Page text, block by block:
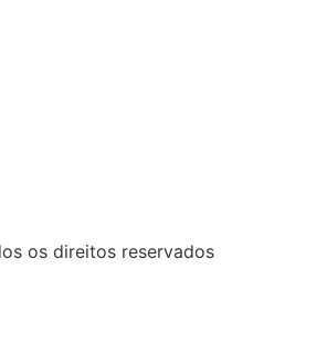
os direitos reservados